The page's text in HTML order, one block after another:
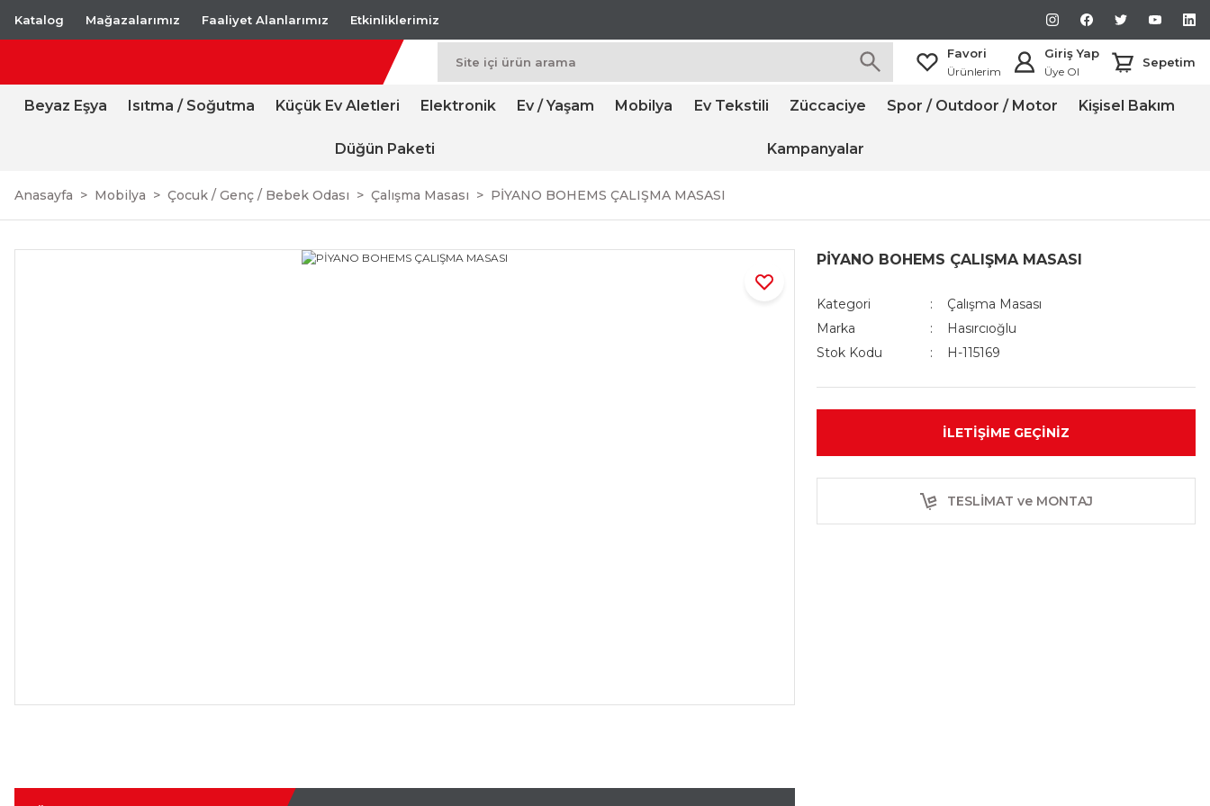
Katalog Mağazalarımız Faaliyet Alanlarımız Etkinliklerimiz
Favori
Ürünlerim
Giriş Yap
Üye Ol
Sepetim
Beyaz Eşya Isıtma / Soğutma Küçük Ev Aletleri Elektronik Ev / Yaşam Mobilya Ev Tekstili Züccaciye Spor / Outdoor / Motor Kişisel Bakım
Düğün Paketi Kampanyalar
Anasayfa Mobilya Çocuk / Genç / Bebek Odası Çalışma Masası PİYANO BOHEMS ÇALIŞMA MASASI
PİYANO BOHEMS ÇALIŞMA MASASI
Kategori
Çalışma Masası
Marka
Hasırcıoğlu
Stok Kodu
H-115169
İLETIŞIME GEÇINIZ
TESLİMAT ve MONTAJ